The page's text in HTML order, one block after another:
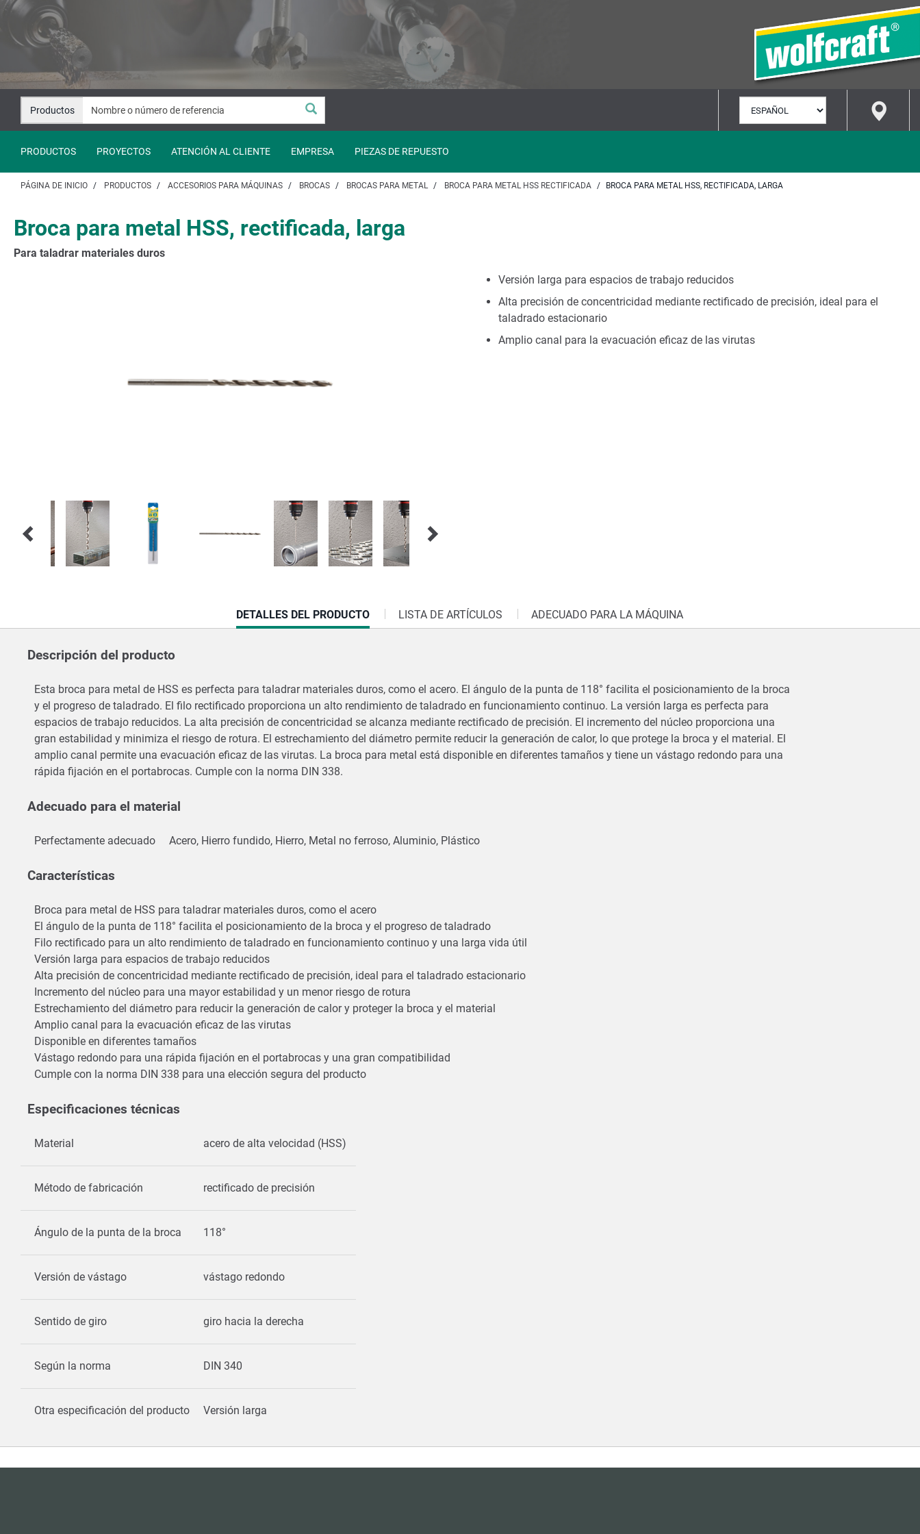
Saltar
contenido
Saltar
Productos
IDIOMA
PRODUCTOS PROYECTOS ATENCIÓN AL CLIENTE EMPRESA PIEZAS DE REPUESTO
PÁGINA DE INICIO PRODUCTOS ACCESORIOS PARA MÁQUINAS BROCAS BROCAS PARA METAL BROCA PARA METAL HSS RECTIFICADA BROCA PARA METAL HSS, RECTIFICADA, LARGA
Broca para metal HSS, rectificada, larga
Para taladrar materiales duros
Versión larga para espacios de trabajo reducidos
Alta precisión de concentricidad mediante rectificado de precisión, ideal para el
taladrado estacionario
Amplio canal para la evacuación eficaz de las virutas
CURRENT
TAB:
DETALLES DEL PRODUCTO LISTA DE ARTÍCULOS ADECUADO PARA LA MÁQUINA
Descripción del producto
Esta broca para metal de HSS es perfecta para taladrar materiales duros, como el acero. El ángulo de la punta de 118° facilita el posicionamiento de la broca
y el progreso de taladrado. El filo rectificado proporciona un alto rendimiento de taladrado en funcionamiento continuo. La versión larga es perfecta para
espacios de trabajo reducidos. La alta precisión de concentricidad se alcanza mediante rectificado de precisión. El incremento del núcleo proporciona una
gran estabilidad y minimiza el riesgo de rotura. El estrechamiento del diámetro permite reducir la generación de calor, lo que protege la broca y el material. El
amplio canal permite una evacuación eficaz de las virutas. La broca para metal está disponible en diferentes tamaños y tiene un vástago redondo para una
rápida fijación en el portabrocas. Cumple con la norma DIN 338.
Adecuado para el material
Perfectamente adecuado Acero, Hierro fundido, Hierro, Metal no ferroso, Aluminio, Plástico
Características
Broca para metal de HSS para taladrar materiales duros, como el acero
El ángulo de la punta de 118° facilita el posicionamiento de la broca y el progreso de taladrado
Filo rectificado para un alto rendimiento de taladrado en funcionamiento continuo y una larga vida útil
Versión larga para espacios de trabajo reducidos
Alta precisión de concentricidad mediante rectificado de precisión, ideal para el taladrado estacionario
Incremento del núcleo para una mayor estabilidad y un menor riesgo de rotura
Estrechamiento del diámetro para reducir la generación de calor y proteger la broca y el material
Amplio canal para la evacuación eficaz de las virutas
Disponible en diferentes tamaños
Vástago redondo para una rápida fijación en el portabrocas y una gran compatibilidad
Cumple con la norma DIN 338 para una elección segura del producto
Especificaciones técnicas
Material acero de alta velocidad (HSS)
Método de fabricación rectificado de precisión
Ángulo de la punta de la broca 118°
Versión de vástago vástago redondo
Sentido de giro giro hacia la derecha
Según la norma DIN 340
Otra especificación del producto Versión larga